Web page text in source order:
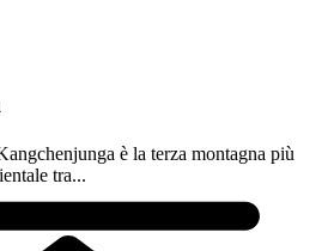
è la terza montagna più
tra...